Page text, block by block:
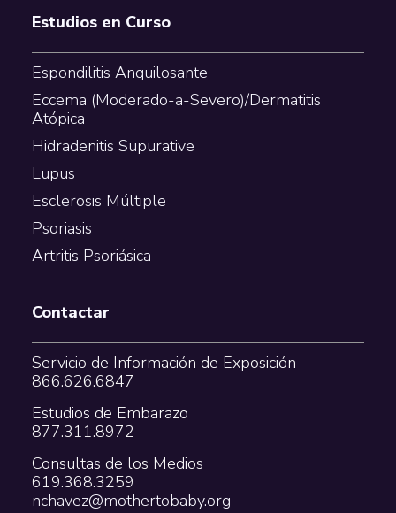
Estudios en Curso
Espondilitis Anquilosante
Eccema (Moderado-a-Severo)/Dermatitis
Atópica
Hidradenitis Supurative
Lupus
Esclerosis Múltiple
Psoriasis
Artritis Psoriásica
Contactar
Servicio de Información de Exposición
866.626.6847
Estudios de Embarazo
877.311.8972
Consultas de los Medios
619.368.3259
nchavez@mothertobaby.org